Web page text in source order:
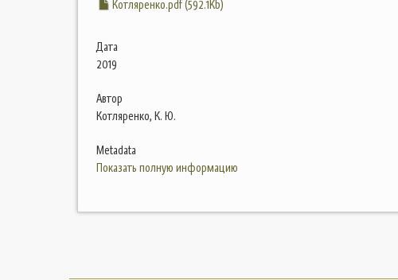
Котляренко.pdf (592.1Kb)
Дата
2019
Автор
Котляренко, К. Ю.
Metadata
Показать полную информацию